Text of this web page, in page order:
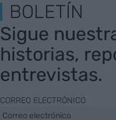
BOLETÍN
Sigue
historias,
entrevistas.
CORREO ELECTRÓNICO